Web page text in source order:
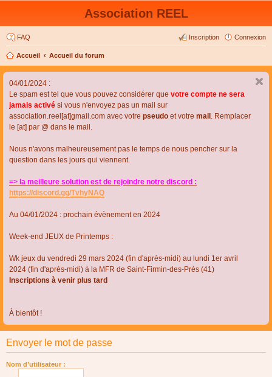
Association REEL
FAQ Connexion
Inscription
Accueil Accueil du forum
04/01/2024 :
Le spam est tel que vous pouvez considérer que votre compte ne sera
jamais activé si vous n'envoyez pas un mail sur
association.reel[at]gmail.com avec votre pseudo et votre mail . Remplacer
le [at] par @ dans le mail.
Nous n'avons malheureusement pas le temps de nous pencher sur la
question dans les jours qui viennent.
=> la meilleure solution est de rejoindre notre discord :
https://discord.gg/TvhyNAQ
Au 04/01/2024 : prochain évènement en 2024
Week-end JEUX de Printemps :
Wk jeux du vendredi 29 mars 2024 (fin d'après-midi) au lundi 1er avril
2024 (fin d'après-midi) à la MFR de Saint-Firmin-des-Près (41)
Inscriptions à venir plus tard
À bientôt !
Envoyer le mot de passe
Nom d’utilisateur :